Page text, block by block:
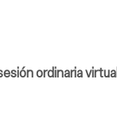
ordinaria